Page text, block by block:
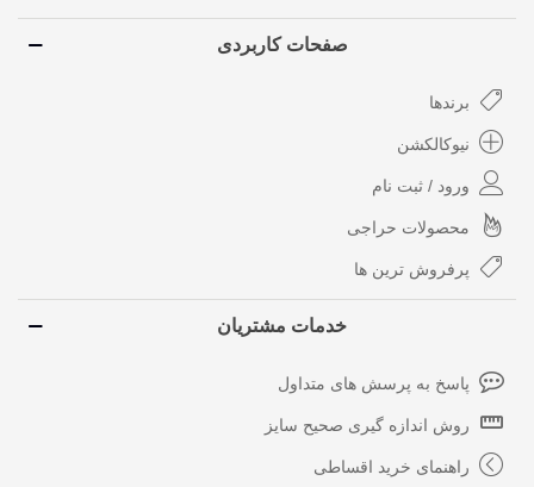
صفحات کاربردی
برندها
نیوکالکشن
ورود / ثبت نام
محصولات حراجی
پرفروش ترین ها
خدمات مشتریان
پاسخ به پرسش های متداول
روش اندازه گیری صحیح سایز
راهنمای خرید اقساطی